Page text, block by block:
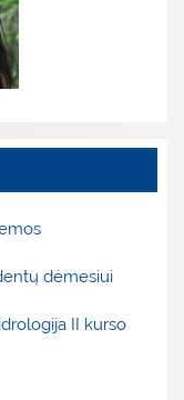
dėmesiui
II kurso